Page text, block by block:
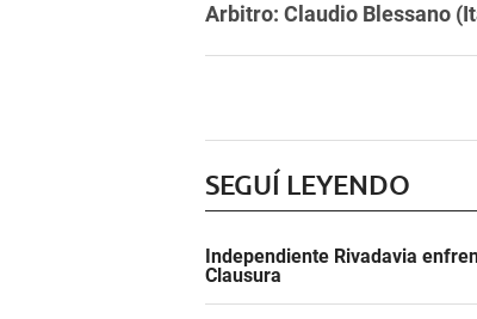
Arbitro: Claudio Blessano
SEGUÍ LEYENDO
Independiente Rivadavia
Clausura